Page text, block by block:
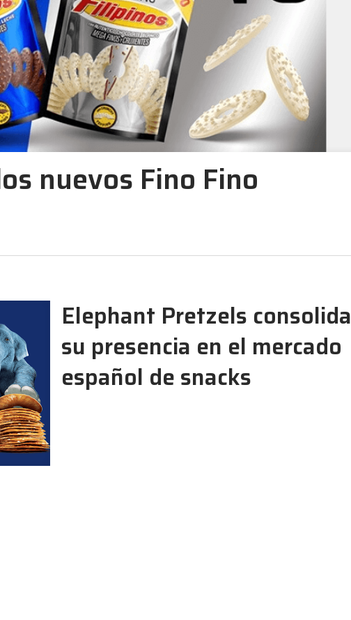
nuevos Fino Fino
Elephant Pretzels consolida
su presencia en el mercado
español de snacks